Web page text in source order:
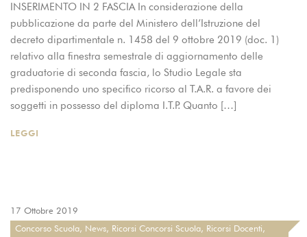
INSERIMENTO IN 2 FASCIA In considerazione della
pubblicazione da parte del Ministero dell’Istruzione del
decreto dipartimentale n. 1458 del 9 ottobre 2019 (doc. 1)
relativo alla finestra semestrale di aggiornamento delle
graduatorie di seconda fascia, lo Studio Legale sta
predisponendo uno specifico ricorso al T.A.R. a favore dei
soggetti in possesso del diploma I.T.P. Quanto […]
LEGGI
17 Ottobre 2019
Concorso Scuola, News, Ricorsi Concorsi Scuola, Ricorsi Docenti,